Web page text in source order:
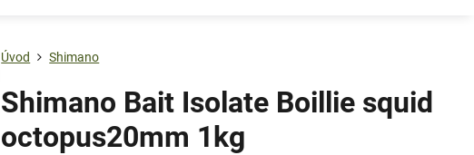
Úvod Shimano
Shimano Bait Isolate Boillie squid
octopus20mm 1kg